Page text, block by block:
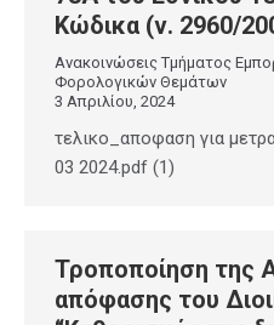
Κώδικα (ν. 2960/
Ανακοινώσεις Τμήματος
Φορολογικών Θεμάτων
3 Απριλίου, 2024
τελικο_αποφαση για
03 2024.pdf (1)
Τροποποίηση της
απόφασης του